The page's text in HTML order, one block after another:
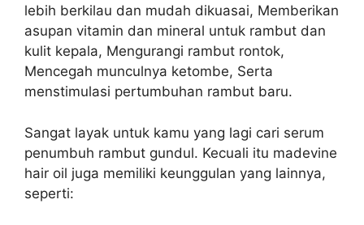
lebih berkilau dan mudah dikuasai, Memberikan
asupan vitamin dan mineral untuk rambut dan
kulit kepala, Mengurangi rambut rontok,
Mencegah munculnya ketombe, Serta
menstimulasi pertumbuhan rambut baru.
Sangat layak untuk kamu yang lagi cari serum
penumbuh rambut gundul. Kecuali itu madevine
hair oil juga memiliki keunggulan yang lainnya,
seperti: